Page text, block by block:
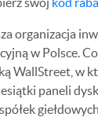
organizacja
w Polsce.
WallStreet, w
paneli